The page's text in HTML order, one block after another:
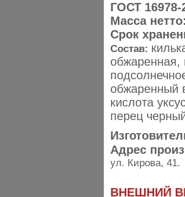
ГОСТ 16978-
Масса
Срок
Состав:
обжаренная,
обжаренный
кислота
перец
Адрес
ул. Кирова, 41.
ВНЕШНИЙ